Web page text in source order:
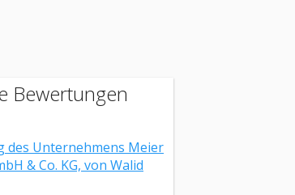
Bewertungen
des Unternehmens Meier
& Co. KG, von Walid